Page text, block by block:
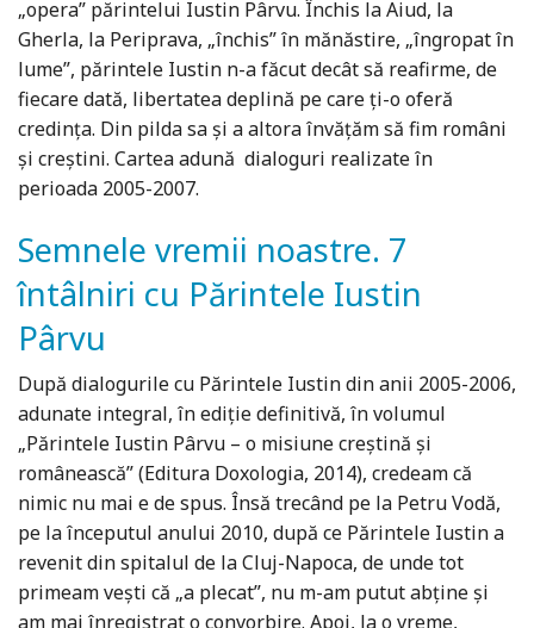
„opera” părintelui Iustin Pârvu. Închis la Aiud, la
Gherla, la Periprava, „închis” în mănăstire, „îngropat în
lume”, părintele Iustin n-a făcut decât să reafirme, de
fiecare dată, libertatea deplină pe care ţi-o oferă
credinţa. Din pilda sa şi a altora învăţăm să fim români
şi creştini. Cartea adună dialoguri realizate în
perioada 2005-2007.
Semnele vremii noastre. 7
întâlniri cu Părintele Iustin
Pârvu
După dialogurile cu Părintele Iustin din anii 2005-2006,
adunate integral, în ediție definitivă, în volumul
„Părintele Iustin Pârvu – o misiune creștină și
românească” (Editura Doxologia, 2014), credeam că
nimic nu mai e de spus. Însă trecând pe la Petru Vodă,
pe la începutul anului 2010, după ce Părintele Iustin a
revenit din spitalul de la Cluj-Napoca, de unde tot
primeam vești că „a plecat”, nu m-am putut abține și
am mai înregistrat o convorbire. Apoi, la o vreme,